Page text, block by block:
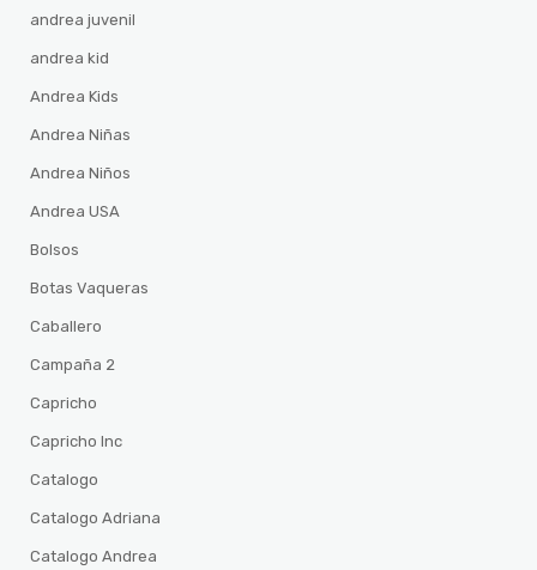
andrea juvenil
andrea kid
Andrea Kids
Andrea Niñas
Andrea Niños
Andrea USA
Bolsos
Botas Vaqueras
Caballero
Campaña 2
Capricho
Capricho Inc
Catalogo
Catalogo Adriana
Catalogo Andrea